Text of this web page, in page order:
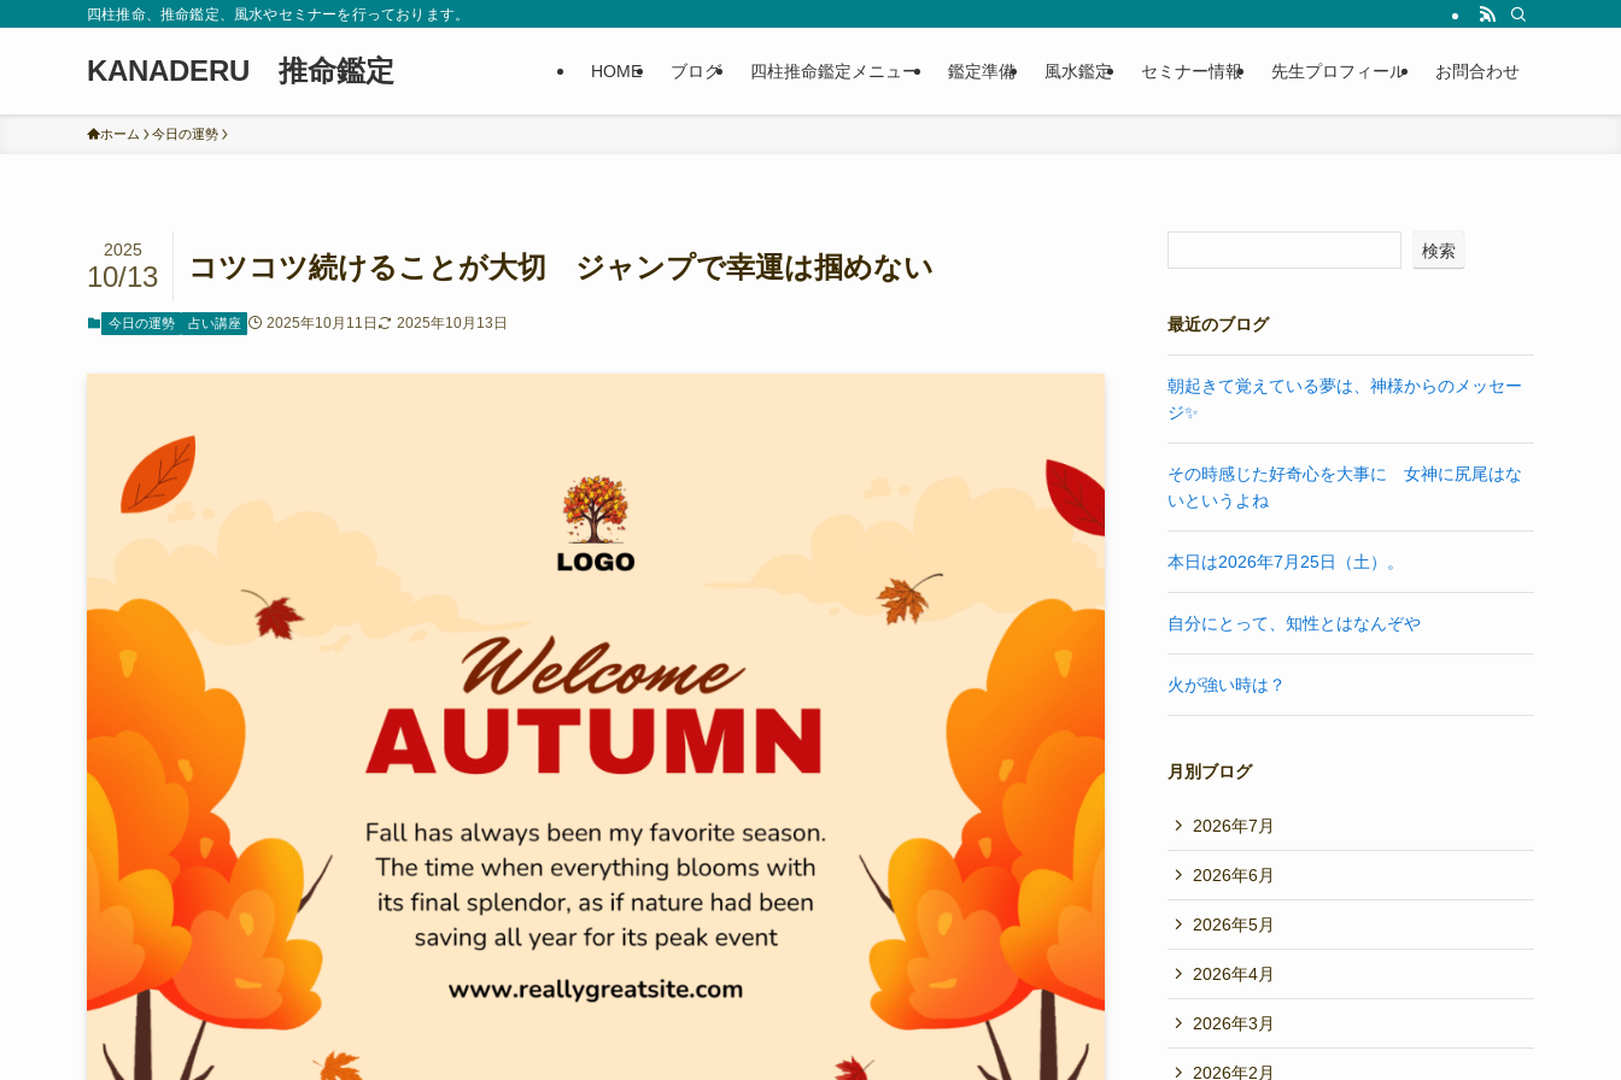
四柱推命、推命鑑定、風水やセミナーを行っております。
KANADERU 推命鑑定 HOME ブログ 四柱推命鑑定メニュー 鑑定準備 風水鑑定 セミナー情報 先生プロフィール お問合わせ
ホーム 今日の運勢
コツコツ続けることが大切 ジャンプで幸運は掴めない
2025
10/13
今日の運勢 占い講座 2025年10月11日 2025年10月13日
検索
最近のブログ
朝起きて覚えている夢は、神様からのメッセー
ジ✨
その時感じた好奇心を大事に 女神に尻尾はな
いというよね
本日は2026年7月25日（土）。
自分にとって、知性とはなんぞや
火が強い時は？
月別ブログ
2026年7月
2026年6月
2026年5月
2026年4月
2026年3月
2026年2月